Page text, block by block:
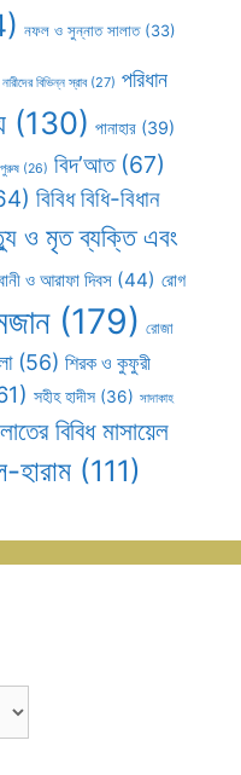
নফল ও সুন্নাত সালাত(33)
নারীদের বিভিন্ন স্রাব(27) পরিধান
(130) পানাহার (39)
পুরুষ (26) বিদ’আত(67)
বিবিধ বিধি-বিধান
ও মৃত ব্যক্তি এবং
ও আরাফা দিবস (44) রোগ
(179) রোজা
(56) শিরক ও কুফুরী
সহীহ হাদীস (36) সাদাকাহ
বিবিধ মাসায়েল
হারাম (111)